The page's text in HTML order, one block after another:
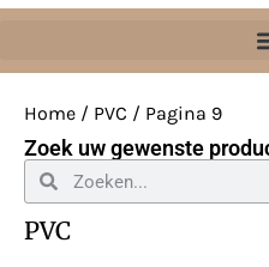
Home / PVC / Pagina 9
Zoek uw gewenste
PVC